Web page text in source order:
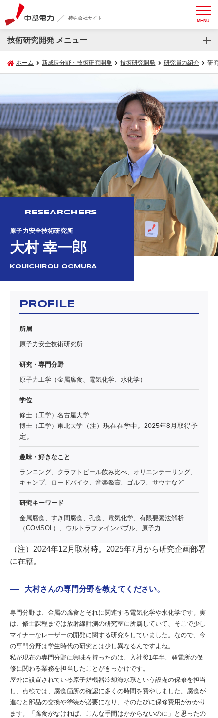
持株会社サイト MENU
技術研究開発 メニュー
ホーム 新成長分野・技術研究開発 技術研究開発 研究員の紹介 研
RESEARCHERS
原子力安全技術研究所
大村 幸一郎
KOUICHIROU OOMURA
PROFILE
所属
原子力安全技術研究所
研究・専門分野
原子力工学（金属腐食、電気化学、水化学）
学位
修士（工学）名古屋大学
博士（工学）東北大学 （注）現在在学中。2025年8月取得予
定。
趣味・好きなこと
ランニング、クラフトビール飲み比べ、オリエンテーリング、
キャンプ、ロードバイク、音楽鑑賞、ゴルフ、サウナなど
研究キーワード
金属腐食、すき間腐食、孔食、電気化学、有限要素法解析
（COMSOL）、ウルトラファインバブル、原子力
（注）2024年12月取材時。2025年7月から研究企画部署
に在籍。
大村さんの専門分野を教えてください。
専門分野は、金属の腐食とそれに関連する電気化学や水化学です。実
は、修士課程までは放射線計測の研究室に所属していて、そこで少し
マイナーなレーザーの開発に関する研究をしていました。なので、今
の専門分野は学生時代の研究とは少し異なるんですよね。
私が現在の専門分野に興味を持ったのは、入社後1年半、発電所の保
修に関わる業務を担当したことがきっかけです。
屋外に設置されている原子炉機器冷却海水系という設備の保修を担当
し、点検では、腐食箇所の確認に多くの時間を費やしました。腐食が
進むと部品の交換や塗装が必要になり、そのたびに保修費用がかかり
ます。「腐食がなければ、こんな手間はかからないのに」と思ったの